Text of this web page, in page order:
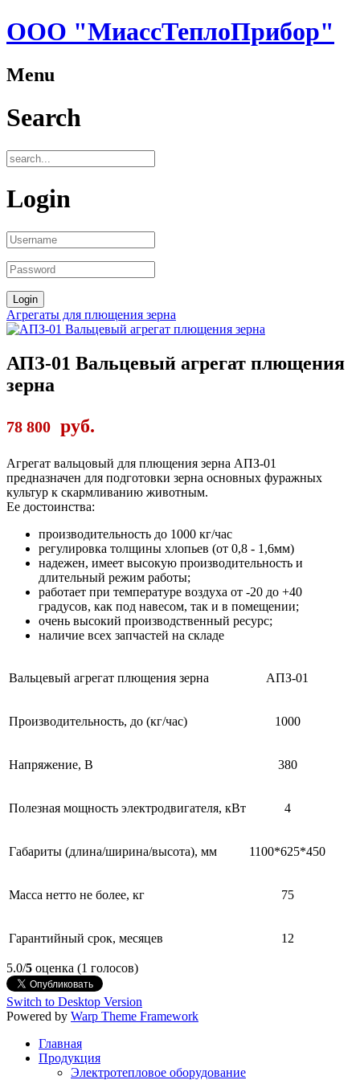
ООО "МиассТеплоПрибор"
Menu
Search
Login
Агрегаты для плющения зерна
АПЗ-01 Вальцевый агрегат плющения
зерна
78 800 руб.
Агрегат вальцовый для плющения зерна АПЗ-01
предназначен для подготовки зерна основных фуражных
культур к скармливанию животным.
Ее достоинства:
производительность до 1000 кг/час
регулировка толщины хлопьев (от 0,8 - 1,6мм)
надежен, имеет высокую производительность и
длительный режим работы;
работает при температуре воздуха от -20 до +40
градусов, как под навесом, так и в помещении;
очень высокий производственный ресурс;
наличие всех запчастей на складе
Вальцевый агрегат плющения зерна АПЗ-01
Производительность, до (кг/час) 1000
Напряжение, В 380
Полезная мощность электродвигателя, кВт 4
Габариты (длина/ширина/высота), мм 1100*625*450
Масса нетто не более, кг 75
Гарантийный срок, месяцев 12
5.0/5 оценка (1 голосов)
Switch to Desktop Version
Powered by Warp Theme Framework
Главная
Продукция
Электротепловое оборудование